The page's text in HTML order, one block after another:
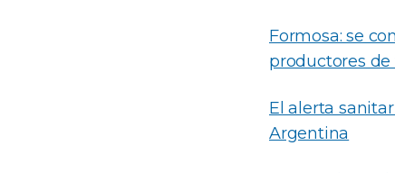
Formosa: se
productores de
El alerta
Argentina